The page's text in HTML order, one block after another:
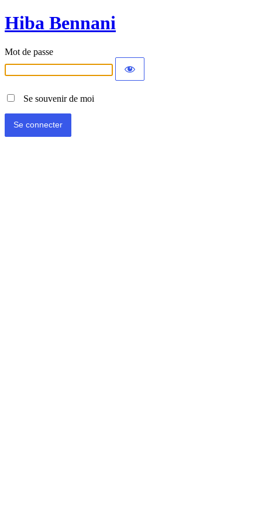
Hiba Bennani
Mot de passe
Se souvenir de moi